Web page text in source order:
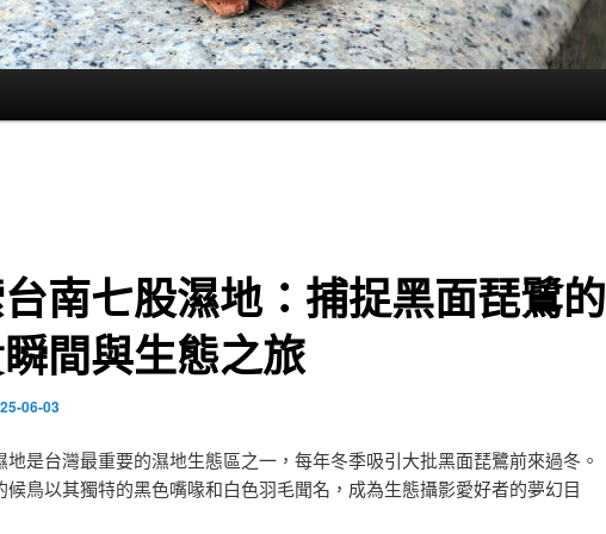
南七股濕地：捕捉黑面琵鷺的
間與生態之旅
06-03
地是台灣最重要的濕地生態區之一，每年冬季吸引大批黑面琵鷺前來過冬。
候鳥以其獨特的黑色嘴喙和白色羽毛聞名，成為生態攝影愛好者的夢幻目